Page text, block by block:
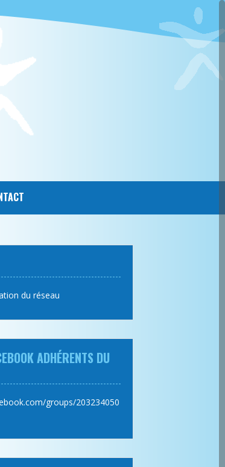
du réseau
ADHÉRENTS DU
groups/203234050